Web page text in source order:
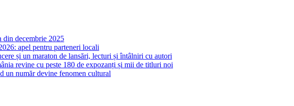
din decembrie 2025
apel pentru parteneri locali
și un maraton de lansări, lecturi și întâlniri cu autori
revine cu peste 180 de expozanți și mii de titluri noi
un număr devine fenomen cultural